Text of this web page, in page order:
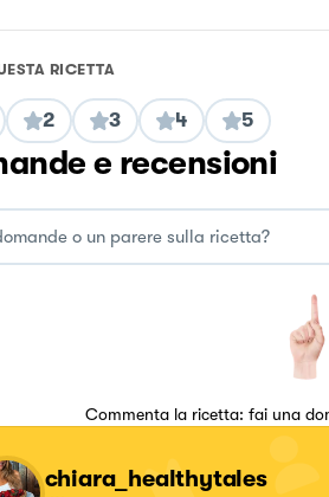
RICETTA
2 3 4 5
e recensioni
Commenta la ricetta: fai una
chiara_healthytales